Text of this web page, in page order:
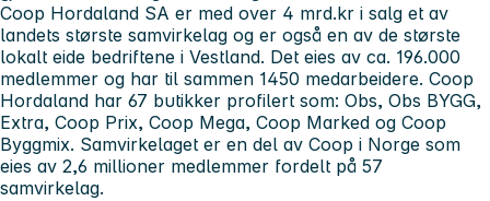
Coop Hordaland SA er med over 4 mrd.kr i salg et av
landets største samvirkelag og er også en av de største
lokalt eide bedriftene i Vestland. Det eies av ca. 196.000
medlemmer og har til sammen 1450 medarbeidere. Coop
Hordaland har 67 butikker profilert som: Obs, Obs BYGG,
Extra, Coop Prix, Coop Mega, Coop Marked og Coop
Byggmix. Samvirkelaget er en del av Coop i Norge som
eies av 2,6 millioner medlemmer fordelt på 57
samvirkelag.